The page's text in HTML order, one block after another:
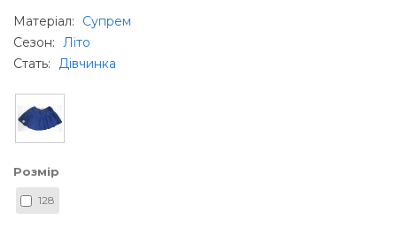
Матеріал:
Супрем
Сезон: Літо
Стать: Дівчинка
Розмір
128